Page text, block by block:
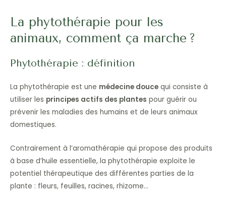
La phytothérapie pour les
animaux, comment ça marche ?
Phytothérapie : définition
La phytothérapie est une médecine douce qui consiste à
utiliser les principes actifs des plantes pour guérir ou
prévenir les maladies des humains et de leurs animaux
domestiques.
Contrairement à l’aromathérapie qui propose des produits
à base d’huile essentielle, la phytothérapie exploite le
potentiel thérapeutique des différentes parties de la
plante : fleurs, feuilles, racines, rhizome…